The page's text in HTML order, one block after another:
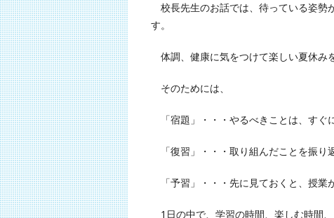
校長先生のお話では、待っている姿勢
す。
体調、健康に気をつけて楽しい夏休み
そのためには、
「宿題」・・・やるべきことは、すぐ
「復習」・・・取り組んだことを振り返
「予習」・・・先に見ておくと、授業
1日の中で、学習の時間、楽しむ時間